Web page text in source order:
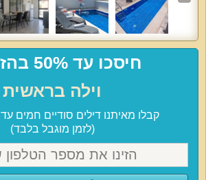
חיסכו עד 50% בהזמנת:
וילה בראשית
קבלו מאיתנו דילים סודיים חמים עד 50% הנחה!
(לזמן מוגבל בלבד)